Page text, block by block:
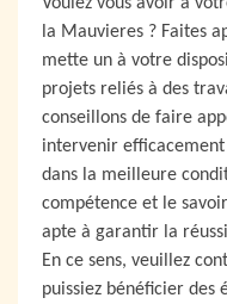
la Mauvieres ? Faites
mette un à votre
projets reliés à des
conseillons de faire
intervenir
dans la meilleure
compétence et le
apte à garantir la
En ce sens, veuillez
puissiez bénéficier des